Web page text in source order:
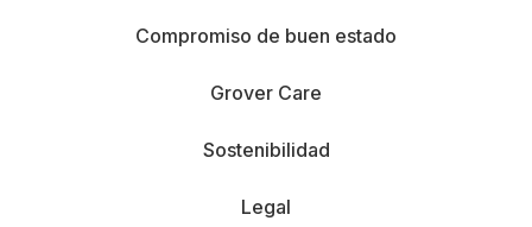
Compromiso de buen estado
Grover Care
Sostenibilidad
Legal